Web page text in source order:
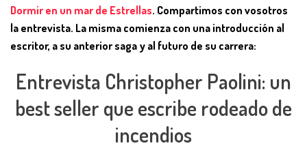
Dormir en un mar de Estrellas. Compartimos con vosotros
la entrevista. La misma comienza con una introducción al
escritor, a su anterior saga y al futuro de su carrera:
Entrevista Christopher Paolini: un
best seller que escribe rodeado de
incendios